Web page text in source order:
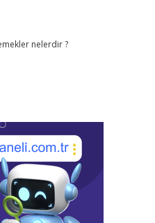
nelerdir ?